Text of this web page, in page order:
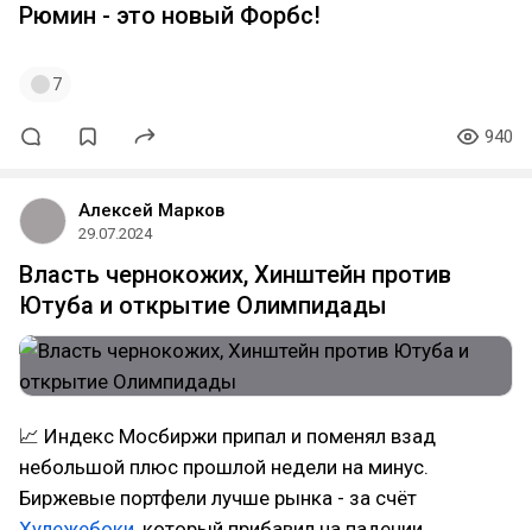
Рюмин - это новый Форбс!
7
940
Алексей Марков
29.07.2024
Власть чернокожих, Хинштейн против
Ютуба и открытие Олимпидады
📈 Индекс Мосбиржи припал и поменял взад
небольшой плюс прошлой недели на минус.
Биржевые портфели лучше рынка - за счёт